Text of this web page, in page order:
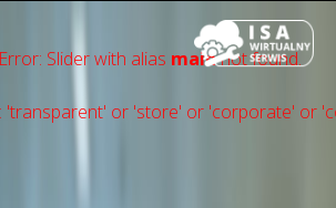
Slider with alias mainnot found.
'transparent' or 'store' or 'сorporate' or